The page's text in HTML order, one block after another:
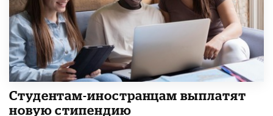
Студентам-иностранцам выплатят
новую стипендию